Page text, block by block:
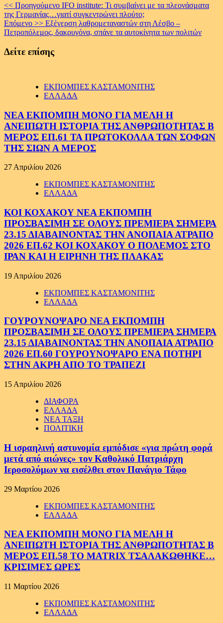
Continue
Reading
<< Προηγούμενο IFO institute: Τι συμβαίνει με τα πλεονάσματα
της Γερμανίας…γιατί συγκεντρώνει πλούτο;
Επόμενο >> Εξέγερση λαθρομεταναστών στη Λέσβο –
Πετροπόλεμος, δακρυγόνα, σπάνε τα αυτοκίνητα των πολιτών
Δείτε επίσης
ΕΚΠΟΜΠΕΣ ΚΑΣΤΑΜΟΝΙΤΗΣ
ΕΛΛΑΔΑ
ΝΕΑ ΕΚΠΟΜΠΗ ΜΟΝΟ ΓΙΑ ΜΕΛΗ Η
ΑΝΕΙΠΩΤΗ ΙΣΤΟΡΙΑ ΤΗΣ ΑΝΘΡΩΠΟΤΗΤΑΣ Β
ΜΕΡΟΣ ΕΠ.61 ΤΑ ΠΡΩΤΟΚΟΛΛΑ ΤΩΝ ΣΟΦΩΝ
ΤΗΣ ΣΙΩΝ Α ΜΕΡΟΣ
27 Απριλίου 2026
ΕΚΠΟΜΠΕΣ ΚΑΣΤΑΜΟΝΙΤΗΣ
ΕΛΛΑΔΑ
ΚΟΙ ΚΟΧΑΚΟΥ ΝΕΑ ΕΚΠΟΜΠΗ
ΠΡΟΣΒΑΣΙΜΗ ΣΕ ΟΛΟΥΣ ΠΡΕΜΙΕΡΑ ΣΗΜΕΡΑ
23.15 ΔΙΑΒΑΙΝΟΝΤΑΣ ΤΗΝ ΑΝΟΠΑΙΑ ΑΤΡΑΠΟ
2026 ΕΠ.62 ΚΟΙ ΚΟΧΑΚΟΥ Ο ΠΟΛΕΜΟΣ ΣΤΟ
ΙΡΑΝ ΚΑΙ Η ΕΙΡΗΝΗ ΤΗΣ ΠΛΑΚΑΣ
19 Απριλίου 2026
ΕΚΠΟΜΠΕΣ ΚΑΣΤΑΜΟΝΙΤΗΣ
ΕΛΛΑΔΑ
ΓΟΥΡΟΥΝΟΨΑΡΟ ΝΕΑ ΕΚΠΟΜΠΗ
ΠΡΟΣΒΑΣΙΜΗ ΣΕ ΟΛΟΥΣ ΠΡΕΜΙΕΡΑ ΣΗΜΕΡΑ
23.15 ΔΙΑΒΑΙΝΟΝΤΑΣ ΤΗΝ ΑΝΟΠΑΙΑ ΑΤΡΑΠΟ
2026 ΕΠ.60 ΓΟΥΡΟΥΝΟΨΑΡΟ ΕΝΑ ΠΟΤΗΡΙ
ΣΤΗΝ ΑΚΡΗ ΑΠΟ ΤΟ ΤΡΑΠΕΖΙ
15 Απριλίου 2026
ΔΙΑΦΟΡΑ
ΕΛΛΑΔΑ
ΝΕΑ ΤΑΞΗ
ΠΟΛΙΤΙΚΗ
Η ισραηλινή αστυνομία εμπόδισε «για πρώτη φορά
μετά από αιώνες» τον Καθολικό Πατριάρχη
Ιεροσολύμων να εισέλθει στον Πανάγιο Τάφο
29 Μαρτίου 2026
ΕΚΠΟΜΠΕΣ ΚΑΣΤΑΜΟΝΙΤΗΣ
ΕΛΛΑΔΑ
ΝΕΑ ΕΚΠΟΜΠΗ ΜΟΝΟ ΓΙΑ ΜΕΛΗ Η
ΑΝΕΙΠΩΤΗ ΙΣΤΟΡΙΑ ΤΗΣ ΑΝΘΡΩΠΟΤΗΤΑΣ Β
ΜΕΡΟΣ ΕΠ.58 ΤΟ MATRIX ΤΣΑΛΑΚΩΘΗΚΕ…
ΚΡΙΣΙΜΕΣ ΩΡΕΣ
11 Μαρτίου 2026
ΕΚΠΟΜΠΕΣ ΚΑΣΤΑΜΟΝΙΤΗΣ
ΕΛΛΑΔΑ